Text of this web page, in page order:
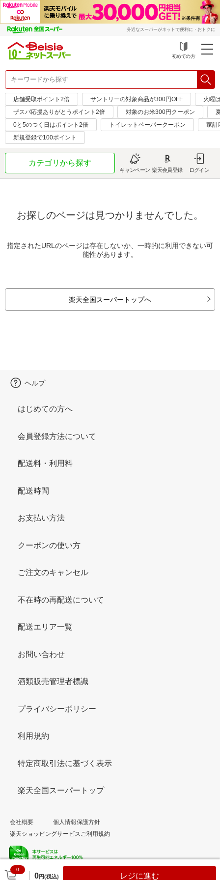
身近なスーパーがネットで便利に・おトクに
初めての方
店舗受取ポイント2倍 サントリーの対象商品が300円OFF
火曜
ザスパ応援ありがとうポイント2倍
対象のお米300円クーポン
0と5のつく日はポイント2倍
トイレットペーパークーポン
家計
新規登録で100ポイント
カテゴリから探す
キャンペーン 楽天会員登録 ログイン
お探しのページは見つかりませんでした。
指定されたURLのページは存在しないか、一時的に利用できない可
能性があります。
楽天全国スーパートップへ
0
0円(税込) レジに進む
ヘルプ
はじめての方へ
会員登録方法について
配送料・利用料
配送時間
お支払い方法
クーポンの使い方
ご注文のキャンセル
不在時の再配送について
配送エリア一覧
お問い合わせ
酒類販売管理者標識
プライバシーポリシー
利用規約
特定商取引法に基づく表示
楽天全国スーパートップ
会社概要
個人情報保護方針
楽天ショッピングサービスご利用規約
© Rakuten Group, Inc.